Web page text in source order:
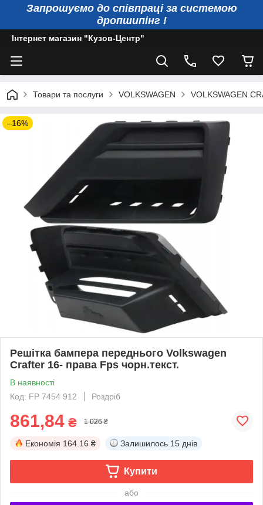
Запрошуємо до співпраці за системою
дропшипінг !
Інтернет магазин "Кузов-Центр"
Товари та послуги VOLKSWAGEN VOLKSWAGEN
–16%
Решітка бампера переднього Volkswagen
Crafter 16- права Fps чорн.текст.
В наявності
Код: FP 7454 912
Роздріб
861,84 ₴ 1 026 ₴
Економія 164.16 ₴ Залишилось 15 днів
Купити
або